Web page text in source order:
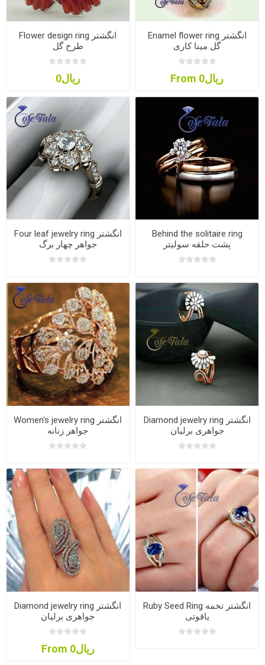
Flower design ring انگشتر
طرح گل
ریال0
Enamel flower ring انگشتر
گل مینا کاری
From ریال0
Four leaf jewelry ring انگشتر
جواهر چهار برگ
Behind the solitaire ring
پشت حلقه سولیتر
Women's jewelry ring انگشتر
جواهر زنانه
Diamond jewelry ring انگشتر
جواهری برلیان
Diamond jewelry ring انگشتر
جواهری برلیان
From ریال0
Ruby Seed Ring انگشتر تخمه
یاقوتی